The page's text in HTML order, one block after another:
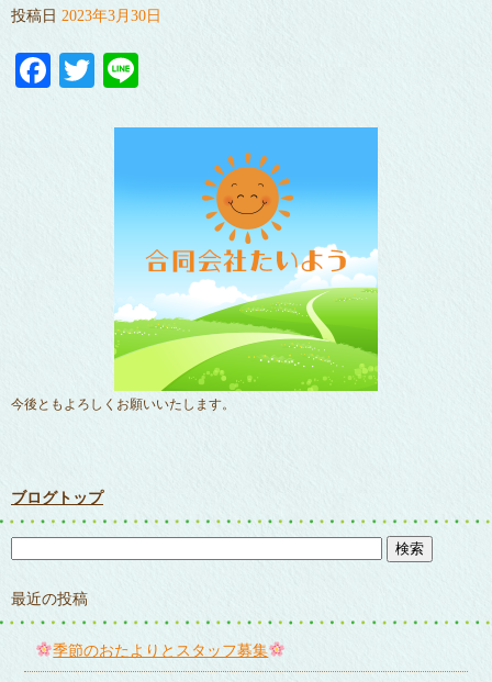
投稿日 2023年3月30日
Facebook
Twitter
今後ともよろしくお願いいたします。
ブログトップ
最近の投稿
季節のおたよりとスタッフ募集